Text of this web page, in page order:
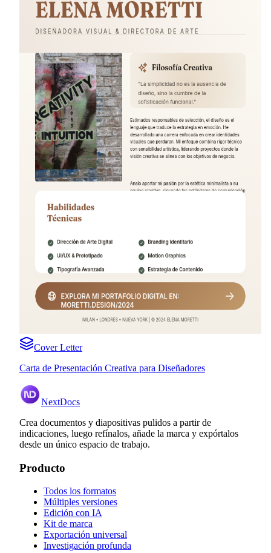
Cover Letter
Carta de Presentación Creativa para Diseñadores
NextDocs
Crea documentos y diapositivas pulidos a partir de
indicaciones, luego refínalos, añade la marca y expórtalos
desde un único espacio de trabajo.
Producto
Todos los formatos
Múltiples versiones
Edición con IA
Kit de marca
Exportación universal
Investigación profunda